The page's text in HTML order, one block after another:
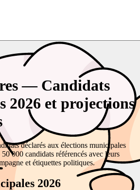
— Candidats
2026 et projections
déclarés aux élections municipales
000 candidats référencés avec leurs
et étiquettes politiques.
2026